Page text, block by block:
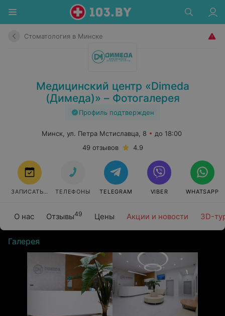
Стоматология в Минске
Медицинский центр «Dimeda
(Димеда)» – Фотогалерея
Профиль подтвержден
О нас Отзывы49 Цены Акции и новости 3D-
Минск, ул. Петра Мстиславца, 8
до 18:00
49 отзывов
4.9
ЗАПИСАТЬСЯ ТЕЛЕФОНЫ TELEGRAM VIBER WHATSAPP
Галерея